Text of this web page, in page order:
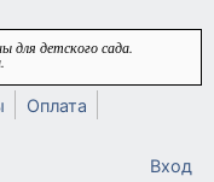
для детского сада.
Оплата
Вход